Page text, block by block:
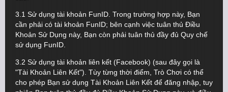
3.1 Sử dụng tài khoản FunID. Trong trường hợp này, Bạn
cần phải có tài khoản FunID; bên cạnh việc tuân thủ Điều
Khoản Sử Dụng này, Bạn còn phải tuân thủ đầy đủ Quy chế
sử dụng FunID.
3.2 Sử dụng tài khoản liên kết (Facebook) (sau đây gọi là
"Tài Khoản Liên Kết"). Tùy từng thời điểm, Trò Chơi có thể
cho phép Bạn sử dụng Tài Khoản Liên Kết để đăng nhập, tuy